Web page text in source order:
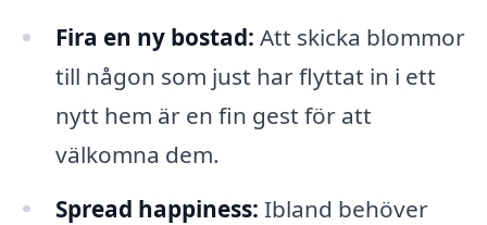
Fira en ny bostad: Att skicka blommor
till någon som just har flyttat in i ett
nytt hem är en fin gest för att
välkomna dem.
Spread happiness: Ibland behöver